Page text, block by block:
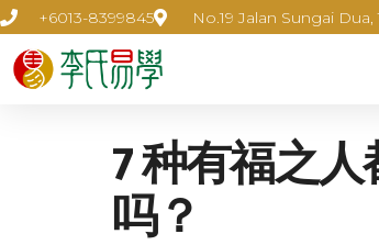
+6013-8399845 No.19 Jalan Sungai
7 种有福之
吗？